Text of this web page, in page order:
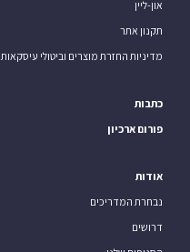
און-ליין
תקנון אתר
מדיניות החזרת מוצרים וביטולי עיסקאות
כתבות
פורום ארכיון
אודות
נבחרת המדריכים
דרושים